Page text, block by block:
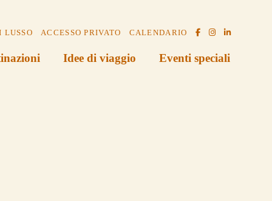
LUSSO ACCESSO PRIVATO CALENDARIO
Idee di viaggio Eventi speciali